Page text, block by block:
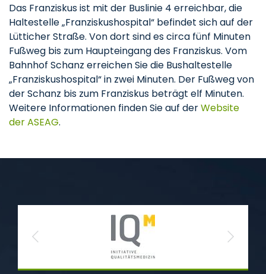
Das Franziskus ist mit der Buslinie 4 erreichbar, die
Haltestelle „Franziskushospital“ befindet sich auf der
Lütticher Straße. Von dort sind es circa fünf Minuten
Fußweg bis zum Haupteingang des Franziskus. Vom
Bahnhof Schanz erreichen Sie die Bushaltestelle
„Franziskushospital“ in zwei Minuten. Der Fußweg von
der Schanz bis zum Franziskus beträgt elf Minuten.
Weitere Informationen finden Sie auf derWebsite
der ASEAG.
Previous Next